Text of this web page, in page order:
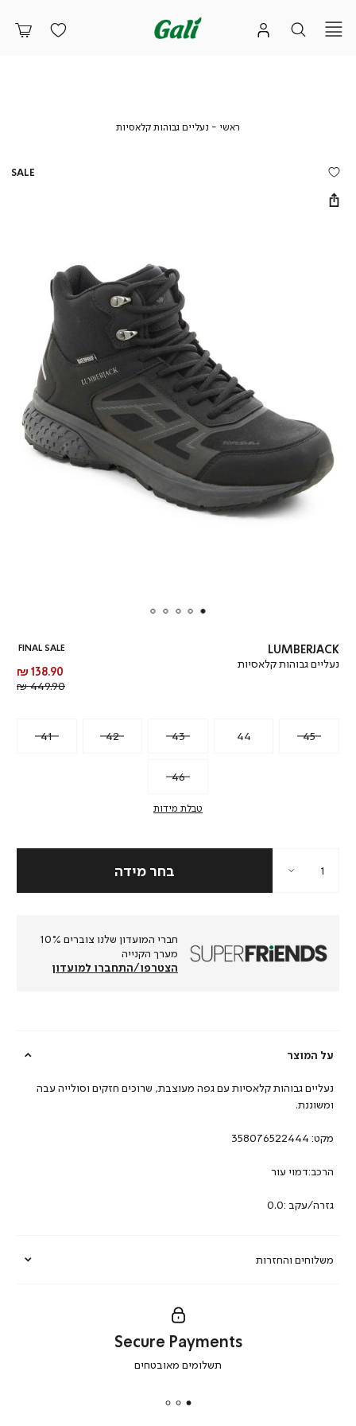
ראשי ראשינעליים גבוהות קלאסיותנעליים
LUMBERJACK
נעליים גבוהות קלאסיות
FINAL SALE
מחיר
מוצר
138.90 ₪
449.90 ₪
41 42 43 44 45
46
טבלת מידות
חברי המועדון שלנו צוברים 10%
מערך הקנייה
הצטרפו/התחברו למועדון
על המוצר
משלוחים והחזרות
נעליים גבוהות קלאסיות עם גפה מעוצבת, שרוכים חזקים וסולייה עבה
ומשוננת.
מקט: 358076522444
הרכב:דמוי עור
גזרה/עקב :0.0
secure
|
Secure Payments
תשלומים מאובטחים
SALE